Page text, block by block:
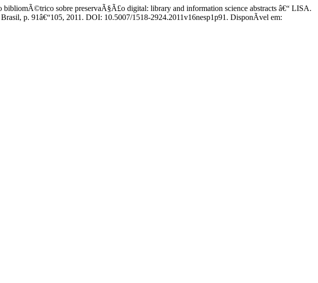
sobre preservaÃ§Ã£o digital: library and information science abstracts â€“ LISA.
p. 91â€“105, 2011. DOI: 10.5007/1518-2924.2011v16nesp1p91. DisponÃ­vel em: